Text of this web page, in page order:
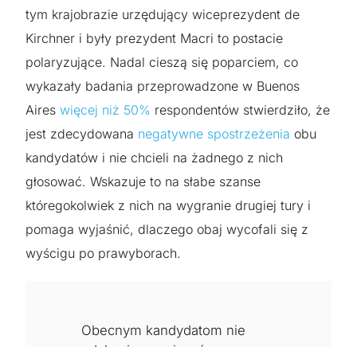
tym krajobrazie urzędujący wiceprezydent de
Kirchner i były prezydent Macri to postacie
polaryzujące. Nadal cieszą się poparciem, co
wykazały badania przeprowadzone w Buenos
Aireswięcej niż 50% respondentów stwierdziło, że
jest zdecydowana negatywne spostrzeżenia obu
kandydatów i nie chcieli na żadnego z nich
głosować. Wskazuje to na słabe szanse
któregokolwiek z nich na wygranie drugiej tury i
pomaga wyjaśnić, dlaczego obaj wycofali się z
wyścigu po prawyborach.
Obecnym kandydatom nie